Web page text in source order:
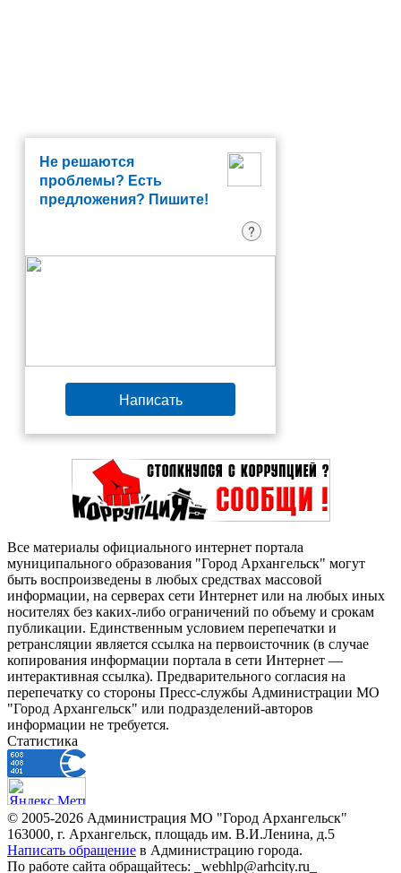
Не решаются
проблемы? Есть
предложения? Пишите!
?
Написать
Все материалы официального интернет портала
муниципального образования "Город Архангельск" могут
быть воспроизведены в любых средствах массовой
информации, на серверах сети Интернет или на любых иных
носителях без каких-либо ограничений по объему и срокам
публикации. Единственным условием перепечатки и
ретрансляции является ссылка на первоисточник (в случае
копирования информации портала в сети Интернет —
интерактивная ссылка). Предварительного согласия на
перепечатку со стороны Пресс-службы Администрации МО
"Город Архангельск" или подразделений-авторов
информации не требуется.
Статистика
© 2005-2026 Администрация МО "Город Архангельск"
163000, г. Архангельск, площадь им. В.И.Ленина, д.5
Написать обращение в Администрацию города.
По работе сайта обращайтесь: _webhlp@arhcity.ru_